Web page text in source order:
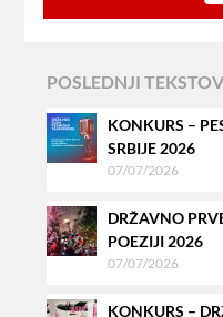
POSLEDNJI
KONKURS –
SRBIJE 2026
07/07/2026
DRŽAVNO
POEZIJI 2026
07/07/2026
KONKURS –